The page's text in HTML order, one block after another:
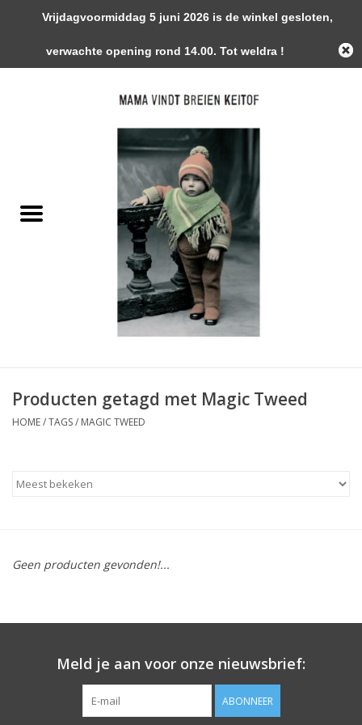
0 Artikelen - €0,00
Handwerk Toebehoren
Magazines / Patronen / Boeken
Producten getagd met Magic Tweed
HOME/TAGS/ MAGIC TWEED
Geen producten gevonden!...
Meld je aan voor onze nieuwsbrief:
ABONNEER
Vrijdagvoormiddag 5 juni 2026 is de winkel gesloten,
verwachte opening rond 14.00. Tot weldra !